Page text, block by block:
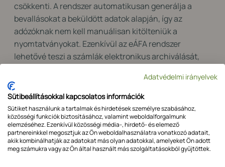
csökkenti. A rendszer automatikusan generálja a
bevallásokat a beküldött adatok alapján, így az
adózóknak nem kell manuálisan kitölteniük a
nyomtatványokat. Ezenkívül az eÁFA rendszer
lehetővé teszi a számlák elektronikus archiválását,
Az eÁFA rendszernek köszönhetően az adózók
gyorsabban igényelhetik vissza az ÁFÁ-t. A bevallások
elektronikus benyújtása révén a NAV hamarabb
feldolgozhatja a bevallásokat, és kiutalhatja a
Adatvédelmi irányelvek
Sütibeállításokkal kapcsolatos információk
Sütiket használunk a tartalmak és hirdetések személyre szabásához,
közösségi funkciók biztosításához, valamint weboldalforgalmunk
elemzéséhez. Ezenkívül közösségi média-, hirdető- és elemező
partnereinkkel megosztjuk az Ön weboldalhasználatra vonatkozó adatait,
akik kombinálhatják az adatokat más olyan adatokkal, amelyeket Ön adott
meg számukra vagy az Ön által használt más szolgáltatásokból gyűjtöttek.